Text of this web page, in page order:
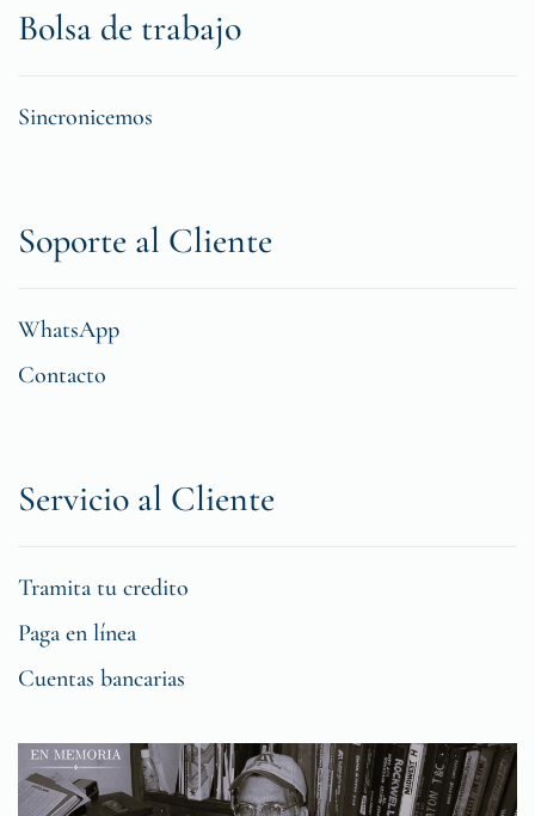
Bolsa de trabajo
Sincronicemos
Soporte al Cliente
WhatsApp
Contacto
Servicio al Cliente
Tramita tu credito
Paga en línea
Cuentas bancarias